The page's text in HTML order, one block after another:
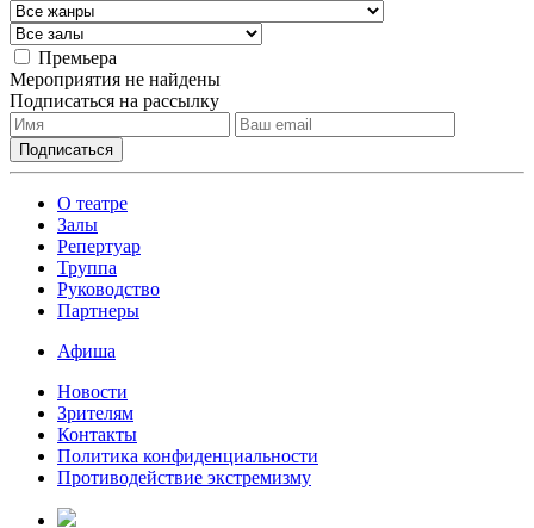
Премьера
Мероприятия не найдены
Подписаться на рассылку
О театре
Залы
Репертуар
Труппа
Руководство
Партнеры
Афиша
Новости
Зрителям
Контакты
Политика конфиденциальности
Противодействие экстремизму